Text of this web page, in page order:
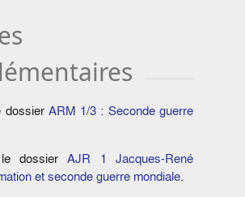
dossier ARM 1/3 : Seconde guerre
dossierAJR 1 Jacques-René
et seconde guerre mondiale.